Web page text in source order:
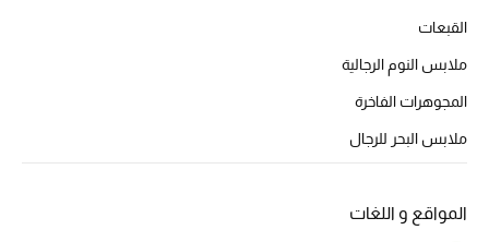
تشكيلة المناسبات للنساء
الحب للمحلي
تشكيلة الأعراس
القبعات
ملابس النوم الرجالية
المجوهرات الفاخرة
ملابس البحر للرجال
المواقع و اللغات